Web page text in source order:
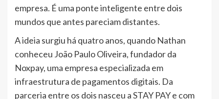
empresa. É uma ponte inteligente entre dois
mundos que antes pareciam distantes.
A ideia surgiu há quatro anos, quando Nathan
conheceu João Paulo Oliveira, fundador da
Noxpay, uma empresa especializada em
infraestrutura de pagamentos digitais. Da
parceria entre os dois nasceu a STAY PAY e com